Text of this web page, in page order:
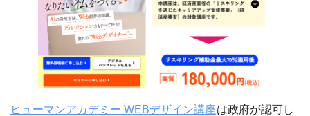
ヒューマンアカデミー WEBデザイン講座は政府が認可し